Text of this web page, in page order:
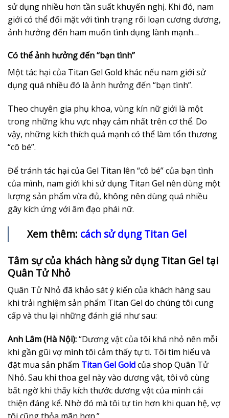
sử dụng nhiều hơn tần suất khuyến nghị. Khi đó, nam
giới có thể đối mặt với tình trạng rối loạn cương dương,
ảnh hưởng đến ham muốn tình dụng lành mạnh…
Có thể ảnh hưởng đến “bạn tình”
Một tác hại của Titan Gel Gold khác nếu nam giới sử
dụng quá nhiều đó là ảnh hưởng đến “bạn tình”.
Theo chuyên gia phụ khoa, vùng kín nữ giới là một
trong những khu vực nhạy cảm nhất trên cơ thể. Do
vậy, những kích thích quá mạnh có thể làm tổn thương
“cô bé”.
Để tránh tác hại của Gel Titan lên “cô bé” của bạn tình
của mình, nam giới khi sử dụng Titan Gel nên dùng một
lượng sản phẩm vừa đủ, không nên dùng quá nhiều
gây kích ứng với âm đạo phái nữ.
Xem thêm: cách sử dụng Titan Gel
Tâm sự của khách hàng sử dụng Titan Gel tại
Quân Tử Nhỏ
Quân Tử Nhỏ đã khảo sát ý kiến của khách hàng sau
khi trải nghiệm sản phẩm Titan Gel do chúng tôi cung
cấp và thu lại những đánh giá như sau:
Anh Lâm (Hà Nội):“Dương vật của tôi khá nhỏ nên mỗi
khi gần gũi vợ mình tôi cảm thấy tự ti. Tôi tìm hiểu và
đặt mua sản phẩm Titan Gel Goldcủa shop Quân Tử
Nhỏ. Sau khi thoa gel này vào dương vật, tôi vô cùng
bất ngờ khi thấy kích thước dương vật của mình cải
thiện đáng kể. Nhờ đó mà tôi tự tin hơn khi quan hệ, vợ